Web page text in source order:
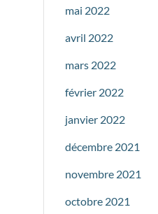
mai 2022
avril 2022
mars 2022
février 2022
janvier 2022
décembre 2021
novembre 2021
octobre 2021